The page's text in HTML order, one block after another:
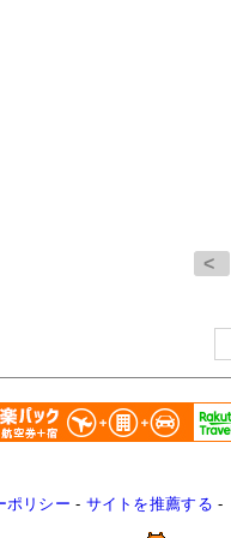
<
ポリシー - サイトを推薦する -